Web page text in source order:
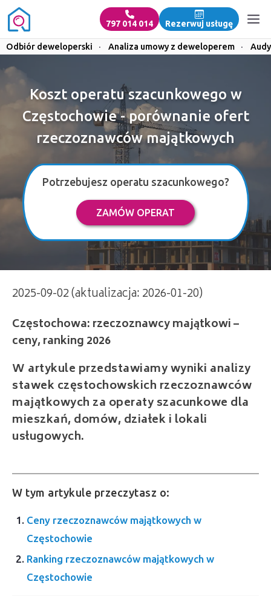
797 014 014 Rezerwuj usługę
Odbiór deweloperski · Analiza umowy z deweloperem ·
Koszt operatu szacunkowego w
Częstochowie - porównanie ofert
rzeczoznawców majątkowych
Potrzebujesz operatu szacunkowego?
ZAMÓW OPERAT
2025-09-02 (aktualizacja: 2026-01-20)
Częstochowa: rzeczoznawcy majątkowi –
W artykule przedstawiamy wyniki analizy
stawek częstochowskich rzeczoznawców
majątkowych za operaty szacunkowe dla
mieszkań, domów, działek i lokali
usługowych.
W tym artykule przeczytasz o:
Ceny rzeczoznawców majątkowych w
Częstochowie
Ranking rzeczoznawców majątkowych w
Częstochowie